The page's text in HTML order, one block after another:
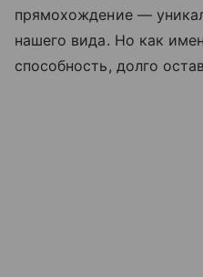
прямохождение —
нашего вида. Но как
способность, долго